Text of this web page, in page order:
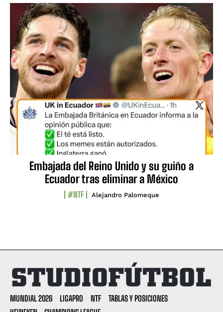
Embajada del Reino Unido y su guiño a
Ecuador tras eliminar a México
#NTF Alejandro Palomeque
MUNDIAL 2026 LIGAPRO NTF
TABLAS Y POSICIONES